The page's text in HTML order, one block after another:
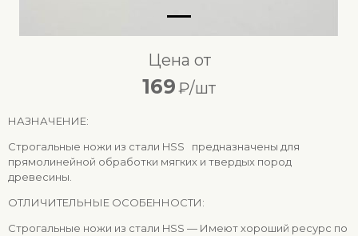
Цена от
169₽/шт
НАЗНАЧЕНИЕ:
Строгальные ножи из стали HSS предназначены для
прямолинейной обработки мягких и твердых пород
древесины.
ОТЛИЧИТЕЛЬНЫЕ ОСОБЕННОСТИ:
Строгальные ножи из стали HSS — Имеют хороший ресурс по